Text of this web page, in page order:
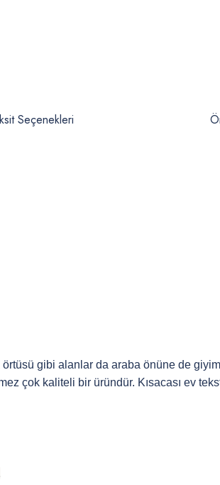
Seçenekleri
gibi alanlar da araba önüne de
çok kaliteli bir üründür. Kısacası ev